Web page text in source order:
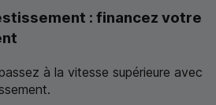
: financez votre
à la vitesse supérieure avec